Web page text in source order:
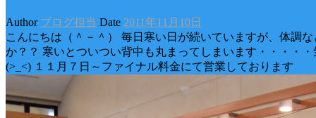
Author ブログ担当 Date 2011年11月10日
こんにちは（＾－＾） 毎日寒い日が続いていますが、体調
か？？ 寒いとついつい背中も丸まってしまいます・・・・
(>_<) １１月７日～ファイナル料金にて営業しております